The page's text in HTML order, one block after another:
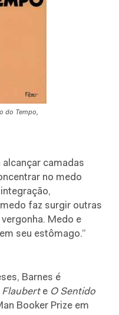
do Tempo,
alcançar camadas
no medo
faz surgir outras
Medo e
seu estômago.”
Barnes é
Flaubert e O Sentido
Booker Prize em